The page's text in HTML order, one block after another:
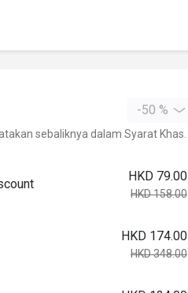
-50 %
sebaliknya dalam Syarat Khas.
HKD 79.00
HKD 158.00
HKD 174.00
HKD 348.00